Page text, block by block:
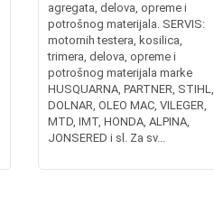
agregata, delova, opreme i
potrošnog materijala. SERVIS:
motornih testera, kosilica,
trimera, delova, opreme i
potrošnog materijala marke
HUSQUARNA, PARTNER, STIHL,
DOLNAR, OLEO MAC, VILEGER,
MTD, IMT, HONDA, ALPINA,
JONSERED i sl. Za sv...